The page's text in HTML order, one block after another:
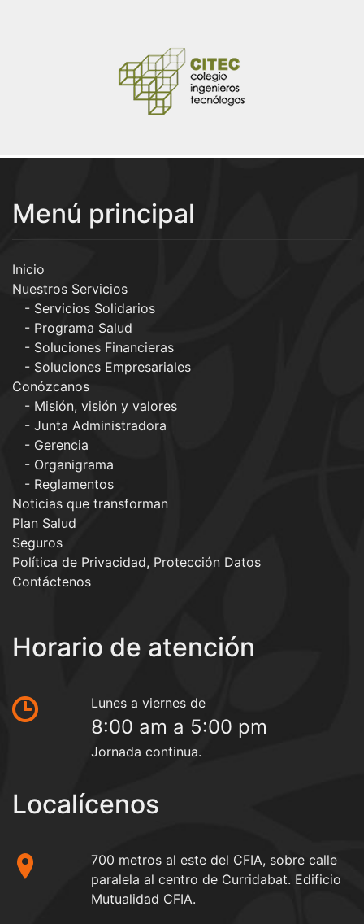
Menú principal
Inicio
Nuestros Servicios
Servicios Solidarios
Programa Salud
Soluciones Financieras
Soluciones Empresariales
Conózcanos
Misión, visión y valores
Junta Administradora
Gerencia
Organigrama
Reglamentos
Noticias que transforman
Plan Salud
Seguros
Política de Privacidad, Protección Datos
Contáctenos
Horario de atención
Lunes a viernes de
8:00 am a 5:00 pm
Jornada continua.
Localícenos
700 metros al este del CFIA, sobre calle
paralela al centro de Curridabat. Edificio
Mutualidad CFIA.